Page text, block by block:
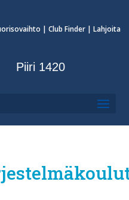
| Club Finder | Lahjoita
Piiri 1420